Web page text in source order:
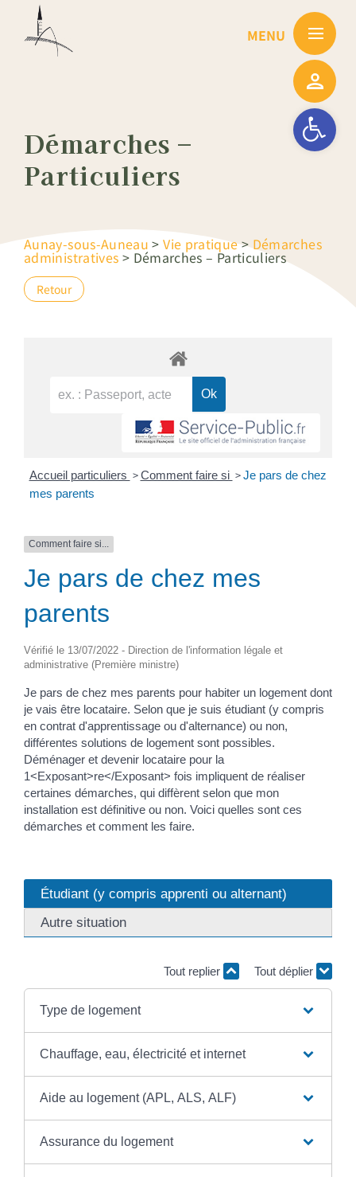
Ouvrir la
Démarches –
Particuliers
Aunay-sous-Auneau >Vie pratique>Démarches
administratives > Démarches – Particuliers
Retour
Accueil particuliers > Comment faire si > Je pars de chez
mes parents
Comment faire si...
Je pars de chez mes
parents
Vérifié le 13/07/2022 - Direction de l'information légale et
administrative (Première ministre)
Je pars de chez mes parents pour habiter un logement dont
je vais être locataire. Selon que je suis étudiant (y compris
en contrat d'apprentissage ou d'alternance) ou non,
différentes solutions de logement sont possibles.
Déménager et devenir locataire pour la
1<Exposant>re</Exposant> fois impliquent de réaliser
certaines démarches, qui diffèrent selon que mon
installation est définitive ou non. Voici quelles sont ces
démarches et comment les faire.
Étudiant (y compris apprenti ou alternant)
Autre situation
Tout replier Tout déplier
Type de logement
Chauffage, eau, électricité et internet
Aide au logement (APL, ALS, ALF)
Assurance du logement